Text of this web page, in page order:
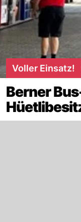
Voller Einsatz!
Berner